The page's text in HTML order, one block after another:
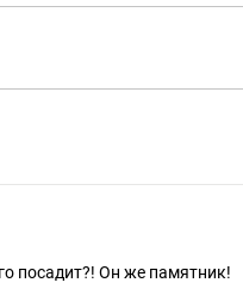
посадит?! Он же памятник!